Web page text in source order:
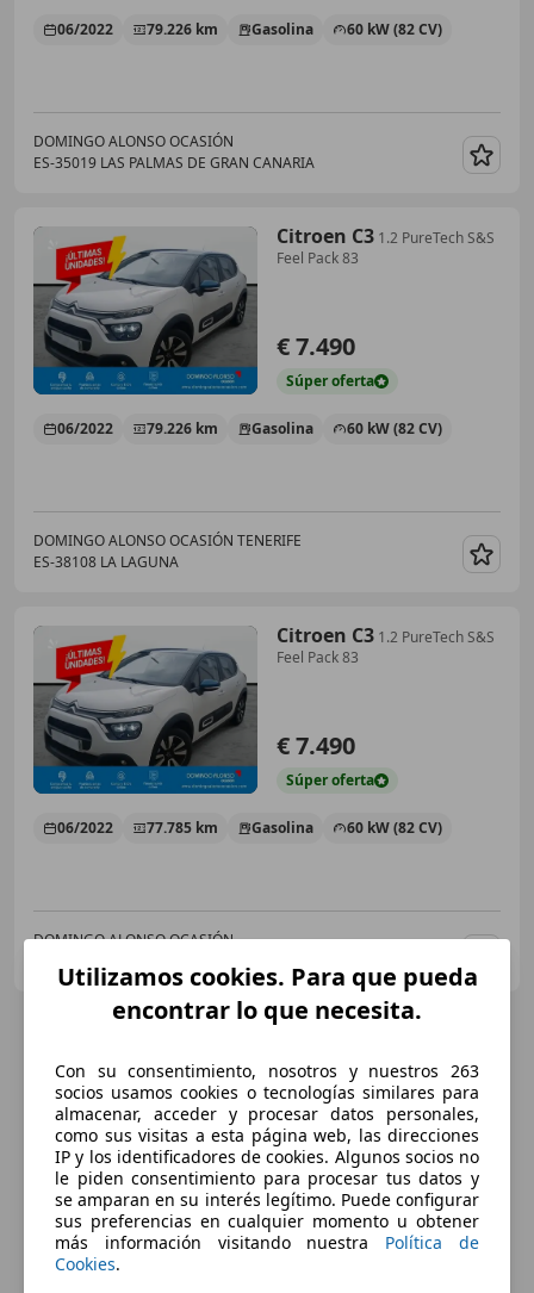
06/2022 79.226 km Gasolina 60 kW (82 CV)
DOMINGO ALONSO OCASIÓN
ES-35019 LAS PALMAS DE GRAN CANARIA
Citroen C3 1.2 PureTech S&S
Feel Pack 83
€ 7.490
Súperoferta
06/2022 79.226 km Gasolina 60 kW (82 CV)
DOMINGO ALONSO OCASIÓN TENERIFE
ES-38108 LA LAGUNA
Citroen C3 1.2 PureTech S&S
Feel Pack 83
€ 7.490
Súperoferta
06/2022 77.785 km Gasolina 60 kW (82 CV)
DOMINGO ALONSO OCASIÓN
Utilizamos cookies. Para que pueda
encontrar lo que necesita.
Con su consentimiento, nosotros y nuestros 263
socios usamos cookies o tecnologías similares para
almacenar, acceder y procesar datos personales,
como sus visitas a esta página web, las direcciones
IP y los identificadores de cookies. Algunos socios no
le piden consentimiento para procesar tus datos y
se amparan en su interés legítimo. Puede configurar
sus preferencias en cualquier momento u obtener
más información visitando nuestra Política de
Cookies.